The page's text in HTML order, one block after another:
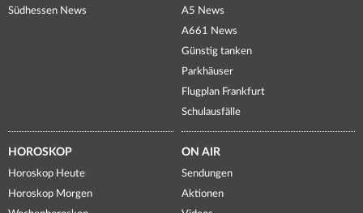
Südhessen News
A5 News
A661 News
Günstig tanken
Parkhäuser
Flugplan Frankfurt
Schulausfälle
HOROSKOP
Horoskop Heute
Horoskop Morgen
ON AIR
Sendungen
Aktionen